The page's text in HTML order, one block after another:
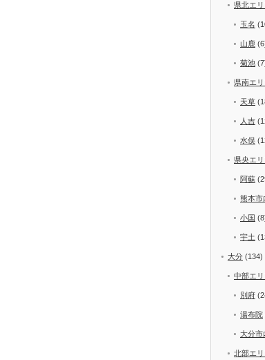
県北エ
玉名
山鹿
菊池
県南エ
天草
人吉
水俣
県央エ
阿蘇
熊本市
小国
宇土
大分 (134)
中部エリ
別府
湯布院
大分市
北部エリ